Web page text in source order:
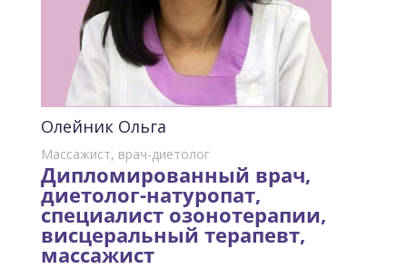
Олейник Ольга
Массажист, врач-диетолог
Дипломированный врач,
диетолог-натуропат,
специалист озонотерапии,
висцеральный терапевт,
массажист